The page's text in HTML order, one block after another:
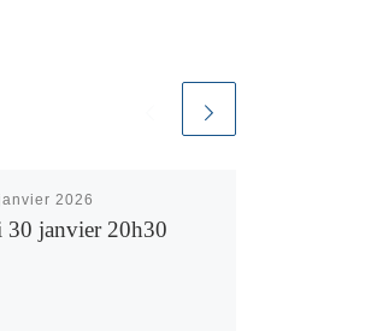
2026
30 janvier 20h30